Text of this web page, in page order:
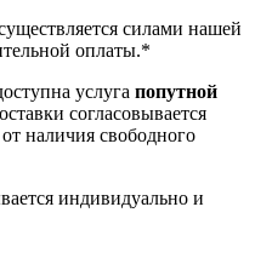
силами нашей
оплаты.*
услуга попутной
согласовывается
наличия свободного
индивидуально и